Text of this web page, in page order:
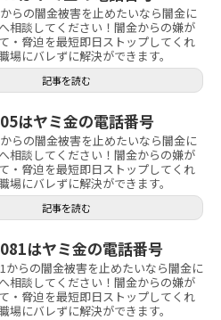
らの闇金被害を止めたいなら闇金に
相談してください！闇金からの嫌が
・脅迫を最短即日ストップしてくれ
場にバレずに解決ができます。
記事を読む
はヤミ金の電話番号
らの闇金被害を止めたいなら闇金に
相談してください！闇金からの嫌が
・脅迫を最短即日ストップしてくれ
場にバレずに解決ができます。
記事を読む
はヤミ金の電話番号
からの闇金被害を止めたいなら闇金に
相談してください！闇金からの嫌が
・脅迫を最短即日ストップしてくれ
場にバレずに解決ができます。